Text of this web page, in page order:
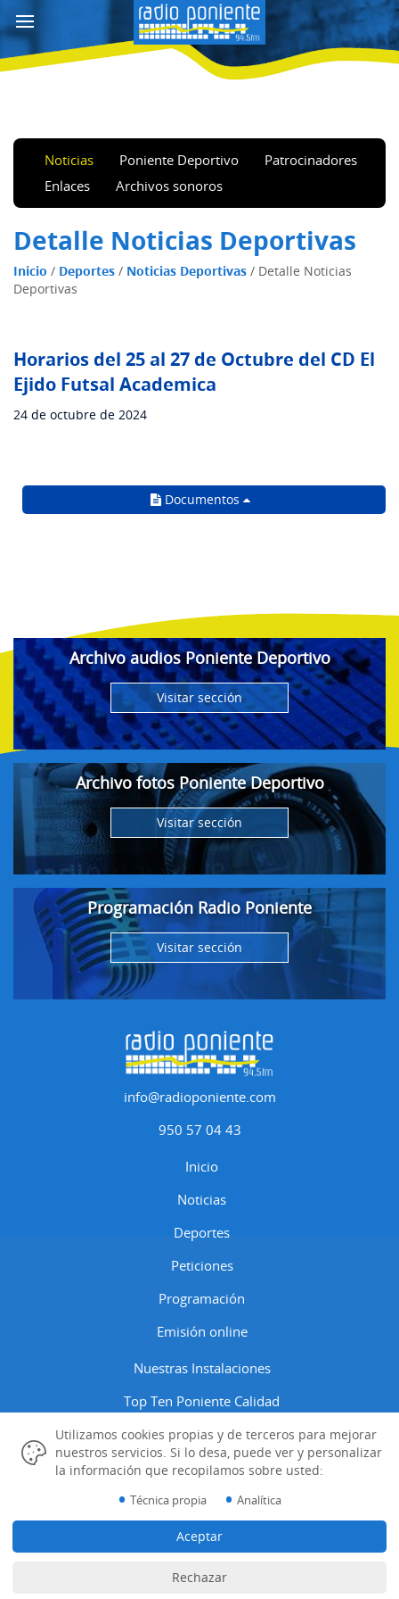
Noticias Poniente Deportivo
Patrocinadores
Enlaces
Archivos sonoros
Detalle Noticias Deportivas
Inicio / Deportes / Noticias Deportivas / Detalle Noticias
Deportivas
Horarios del 25 al 27 de Octubre del CD El
Ejido Futsal Academica
24 de octubre de 2024
Documentos
Archivo audios Poniente Deportivo
Visitar sección
Archivo fotos Poniente Deportivo
Visitar sección
Programación Radio Poniente
Visitar sección
info@radioponiente.com
950 57 04 43
Inicio
Noticias
Deportes
Peticiones
Programación
Emisión online
Nuestras Instalaciones
Top Ten Poniente Calidad
Contactar
Aviso Legal
Política Cookies
Gestión de las Cookies
Datos Identificativos
Utilizamos cookies propias y de terceros para mejorar
nuestros servicios. Si lo desa, puede ver y personalizar
la información que recopilamos sobre usted:
• Técnica propia • Analítica
Aceptar
Rechazar